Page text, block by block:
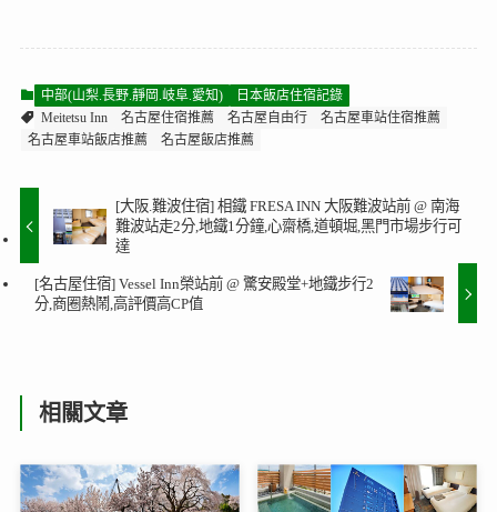
中部(山梨.長野.靜岡.岐阜.愛知)
日本飯店住宿記錄
Meitetsu Inn
名古屋住宿推薦 名古屋自由行
名古屋車站住宿推薦
名古屋車站飯店推薦
名古屋飯店推薦
[大阪.難波住宿] 相鐵 FRESA INN 大阪難波站前 @ 南海
難波站走2分,地鐵1分鐘,心齋橋,道頓堀,黑門市場步行可
達
[名古屋住宿] Vessel Inn榮站前 @ 驚安殿堂+地鐵步行2
分,商圈熱鬧,高評價高CP值
相關文章